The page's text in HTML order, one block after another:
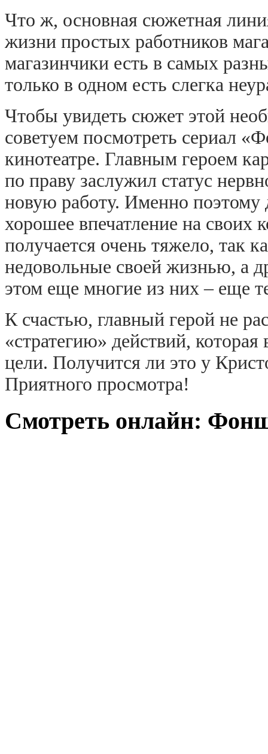
Что ж, основная сюжетная
жизни простых работников
магазинчики есть в самых
только в одном есть слегка
Чтобы увидеть сюжет этой
советуем посмотреть сериал
кинотеатре. Главным героем
по праву заслужил статус
новую работу. Именно поэтому
хорошее впечатление на своих
получается очень тяжело, так
недовольные своей жизнью, а
этом еще многие из них – еще
К счастью, главный герой не
«стратегию» действий,
цели. Получится ли это у
Приятного просмотра!
Смотреть онлайн: